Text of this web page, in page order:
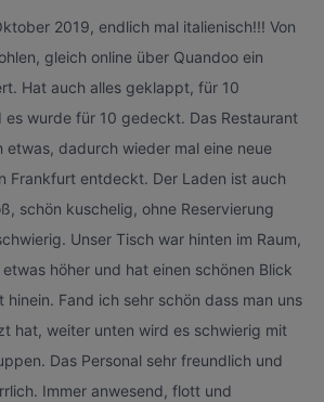
2019, endlich mal italienisch!!! Von
gleich online über Quandoo ein
Hat auch alles geklappt, für 10
es wurde für 10 gedeckt. Das Restaurant
etwas, dadurch wieder mal eine neue
Frankfurt entdeckt. Der Laden ist auch
schön kuschelig, ohne Reservierung
Unser Tisch war hinten im Raum,
höher und hat einen schönen Blick
hinein. Fand ich sehr schön dass man uns
hat, weiter unten wird es schwierig mit
Das Personal sehr freundlich und
Immer anwesend, flott und